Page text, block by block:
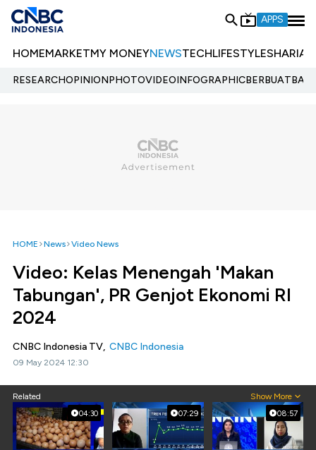
APPS
HOMEMARKETMY MONEYNEWSTECHLIFESTYLESHARIA
RESEARCHOPINIONPHOTOVIDEOINFOGRAPHIC
HOME News Video News
Video: Kelas Menengah 'Makan
Tabungan', PR Genjot Ekonomi RI
2024
CNBC Indonesia TV, CNBC Indonesia
09 May 2024 12:30
Related Show More
04:30 07:29 08:57